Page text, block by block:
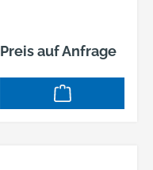
Preis auf Anfrage